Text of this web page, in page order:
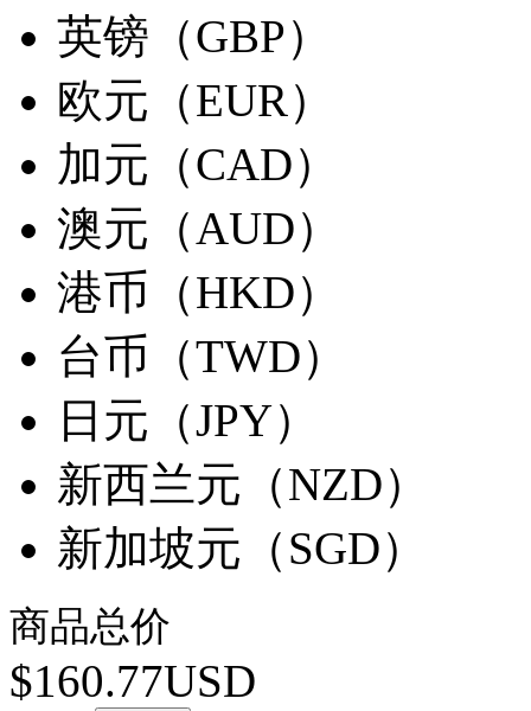
英镑（GBP）
欧元（EUR）
加元（CAD）
澳元（AUD）
港币（HKD）
台币（TWD）
日元（JPY）
新西兰元（NZD）
新加坡元（SGD）
商品总价
$160.77USD